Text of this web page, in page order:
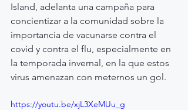
Island, adelanta una campaña para
concientizar a la comunidad sobre la
importancia de vacunarse contra el
covid y contra el flu, especialmente en
la temporada invernal, en la que estos
virus amenazan con meternos un gol.
https://youtu.be/xjL3XeMUu_g